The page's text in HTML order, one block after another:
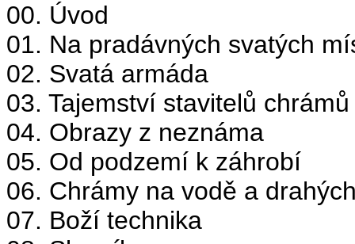
00. Úvod
01. Na pradávných svatých
02. Svatá armáda
03. Tajemství stavitelů chrámů
04. Obrazy z neznáma
05. Od podzemí k záhrobí
06. Chrámy na vodě a
07. Boží technika